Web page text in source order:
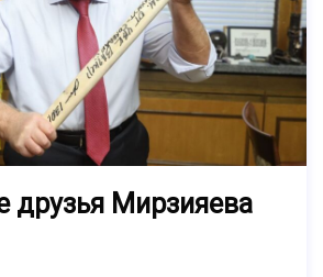
друзья Мирзияева